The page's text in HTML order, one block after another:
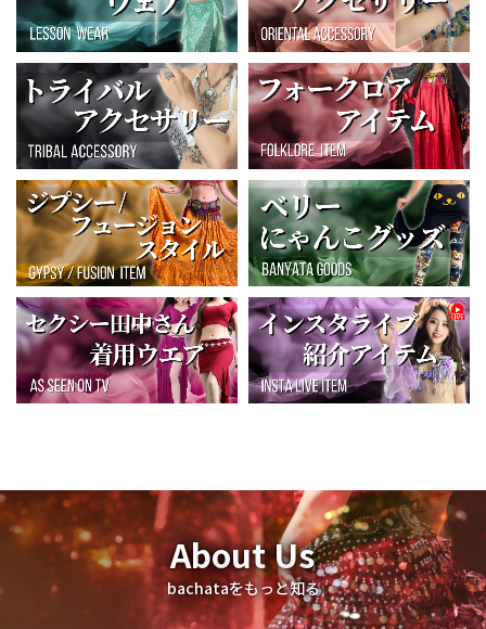
About Us
bachataをもっと知る